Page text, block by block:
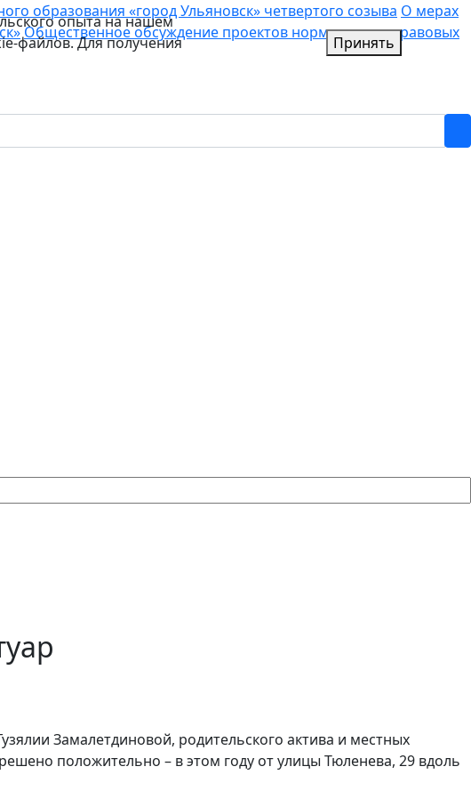
образования «город Ульяновск» четвертого созыва О мерах
Общественное обсуждение проектов нормативных правовых
Замалетдиновой, родительского актива и местных
положительно – в этом году от улицы Тюленева, 29 вдоль
опыта на нашем
файлов. Для получения
Принять